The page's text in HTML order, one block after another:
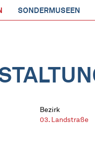
SONDERMUSEEN
Bezirk
03. Landstraße